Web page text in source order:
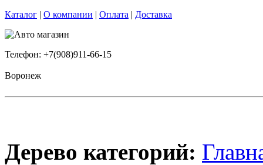
Каталог | О компании | Оплата | Доставка
Телефон: +7(908)911-66-15
Воронеж
Дерево категорий: